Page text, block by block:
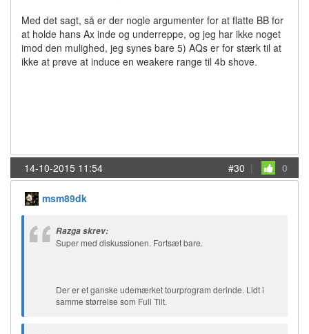
Med det sagt, så er der nogle argumenter for at flatte BB for
at holde hans Ax inde og underreppe, og jeg har ikke noget
imod den mulighed, jeg synes bare 5) AQs er for stærk til at
ikke at prøve at induce en weakere range til 4b shove.
14-10-2015 11:54 #30 | 0
msm89dk
Razga skrev:
Super med diskussionen. Fortsæt bare.
Der er et ganske udemærket tourprogram derinde. Lidt i
samme størrelse som Full Tilt.